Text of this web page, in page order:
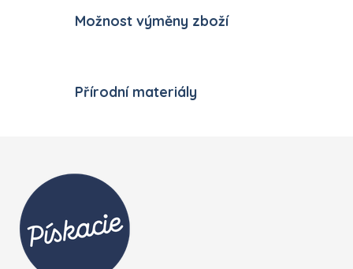
Možnost výměny zboží
Přírodní materiály